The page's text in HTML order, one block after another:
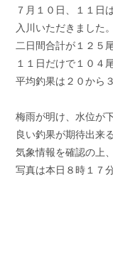
７月１０日、１１日
入川いただきました。
二日間合計が１２５
１１日だけで１０４
平均釣果は２０から
梅雨が明け、水位が
良い釣果が期待出来
気象情報を確認の上
写真は本日８時１７